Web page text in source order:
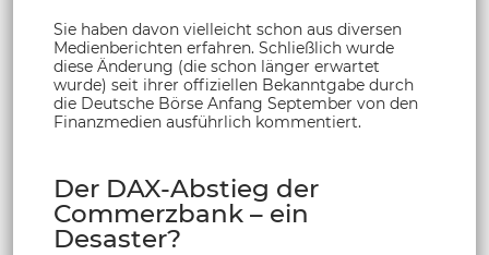
Sie haben davon vielleicht schon aus diversen
Medienberichten erfahren. Schließlich wurde
diese Änderung (die schon länger erwartet
wurde) seit ihrer offiziellen Bekanntgabe durch
die Deutsche Börse Anfang September von den
Finanzmedien ausführlich kommentiert.
Der DAX-Abstieg der
Commerzbank – ein
Desaster?